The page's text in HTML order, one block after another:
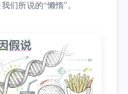
们所说的“懒惰”。